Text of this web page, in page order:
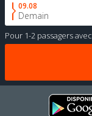
09.08
Demain
Pour 1-2 passagersavec